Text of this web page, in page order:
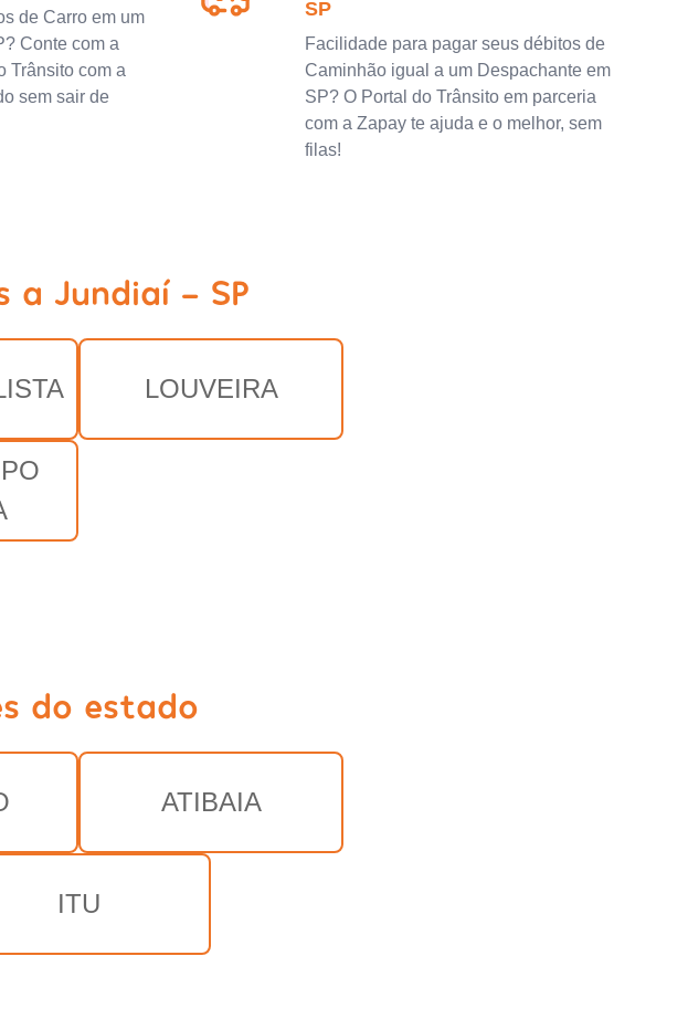
de Carro em um
Conte com a
Trânsito com a
sem sair de
SP
Facilidade para pagar seus débitos de
Caminhão igual a um Despachante em
SP? O Portal do Trânsito em parceria
com a Zapay te ajuda e o melhor, sem
filas!
a Jundiaí - SP
LOUVEIRA
do estado
ATIBAIA
ITU